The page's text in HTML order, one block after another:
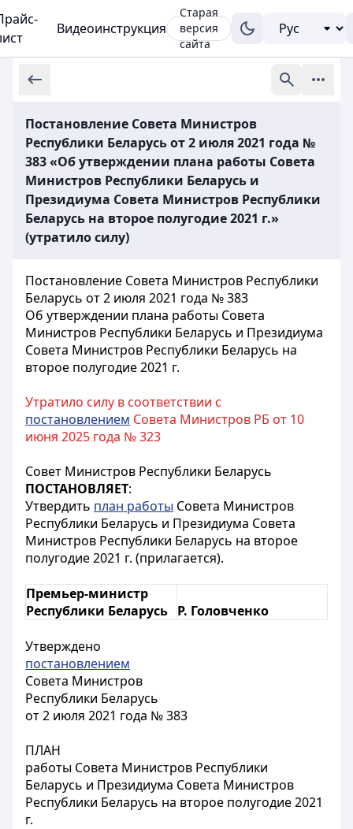
Видеоинструкция
Старая
версия
сайта
Постановление Совета Министров
Республики Беларусь от 2 июля 2021 года №
383 «Об утверждении плана работы Совета
Министров Республики Беларусь и
Президиума Совета Министров Республики
Беларусь на второе полугодие 2021 г.»
(утратило силу)
Постановление Совета Министров Республики
Беларусь от 2 июля 2021 года № 383
Об утверждении плана работы Совета
Министров Республики Беларусь и Президиума
Совета Министров Республики Беларусь на
второе полугодие 2021 г.
Утратило силу в соответствии с
постановлением Совета Министров РБ от 10
июня 2025 года № 323
Совет Министров Республики Беларусь
ПОСТАНОВЛЯЕТ:
Утвердить план работы Совета Министров
Республики Беларусь и Президиума Совета
Министров Республики Беларусь на второе
полугодие 2021 г. (прилагается).
Премьер-министр
Республики Беларусь Р. Головченко
Утверждено
постановлением
Совета Министров
Республики Беларусь
от 2 июля 2021 года № 383
ПЛАН
работы Совета Министров Республики
Беларусь и Президиума Совета Министров
Республики Беларусь на второе полугодие 2021
г.